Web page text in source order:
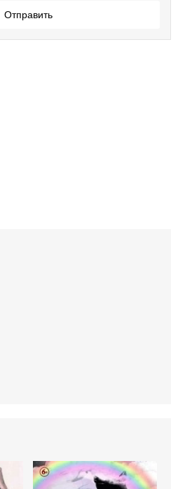
Отправить